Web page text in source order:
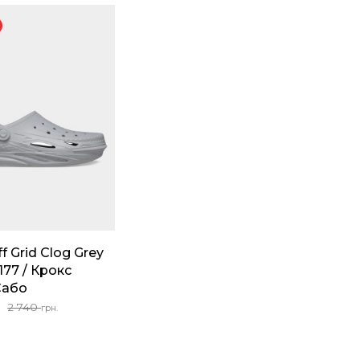
Grid Clog Grey
/ Крокс
2 740грн.